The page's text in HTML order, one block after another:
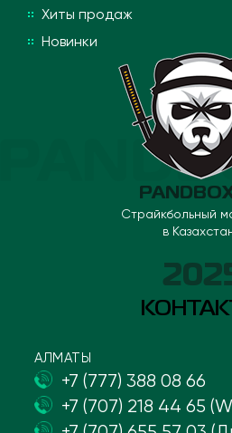
Хиты продаж
Новинки
Страйкбольный
в
АЛМАТЫ
+7 (777) 388 08 66
+7 (707) 218 44 65